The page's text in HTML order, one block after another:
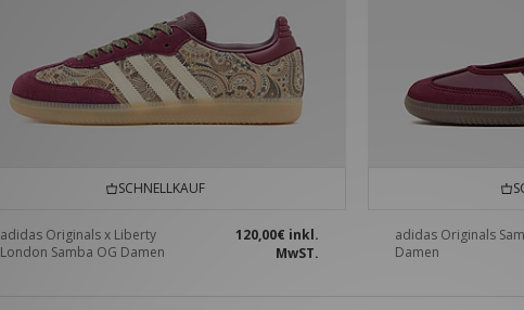
SCHNELLKAUF
adidas Originals x Liberty
London Samba OG Damen
120,00€ inkl.
MwST.
adidas Originals
Damen